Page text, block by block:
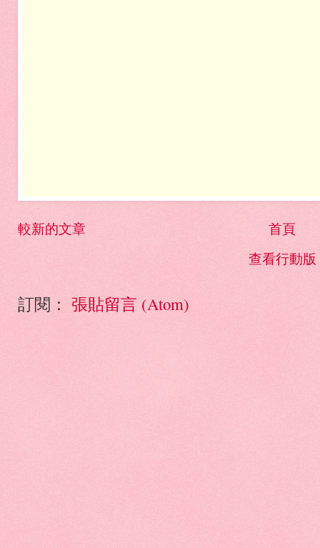
較新的文章
首頁
查看行動版
訂閱： 張貼留言 (Atom)